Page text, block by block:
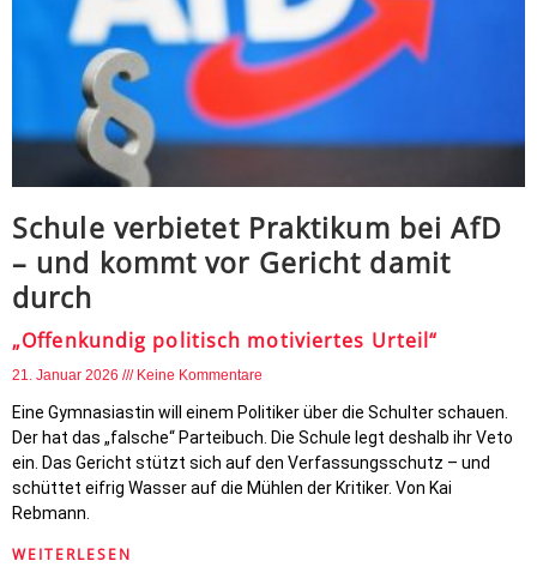
Schule verbietet Praktikum bei AfD
– und kommt vor Gericht damit
durch
„Offenkundig politisch motiviertes Urteil“
21. Januar 2026 Keine Kommentare
Eine Gymnasiastin will einem Politiker über die Schulter schauen.
Der hat das „falsche“ Parteibuch. Die Schule legt deshalb ihr Veto
ein. Das Gericht stützt sich auf den Verfassungsschutz – und
schüttet eifrig Wasser auf die Mühlen der Kritiker. Von Kai
Rebmann.
WEITERLESEN